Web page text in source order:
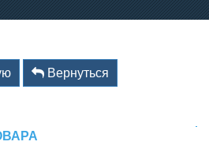
по телефону:
Вернуться